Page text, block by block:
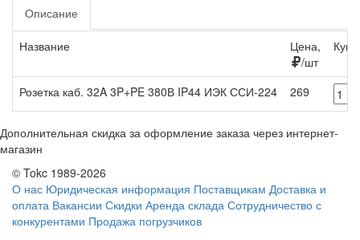
Описание
Название
Цена,
/шт
Розетка каб. 32A 3P+PE 380В IP44 ИЭК ССИ-224 269
Дополнительная скидка за оформление заказа через интернет-
магазин
© Tokc 1989-2026
О нас Юридическая информация Поставщикам Доставка и
оплата Вакансии Скидки Аренда склада Сотрудничество с
конкурентами Продажа погрузчиков